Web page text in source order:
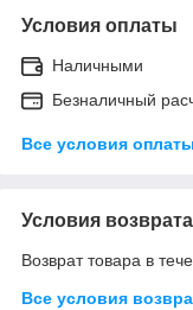
Условия оплаты
Наличными
Безналичный
Все условия оплаты
Условия возврата
Возврат товара в
Все условия